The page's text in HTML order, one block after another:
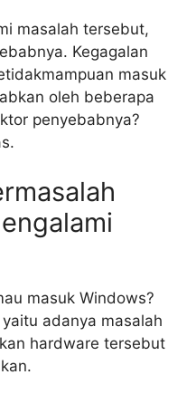
masalah tersebut,
Kegagalan
masuk
oleh beberapa
penyebabnya?
masuk Windows?
adanya masalah
hardware tersebut